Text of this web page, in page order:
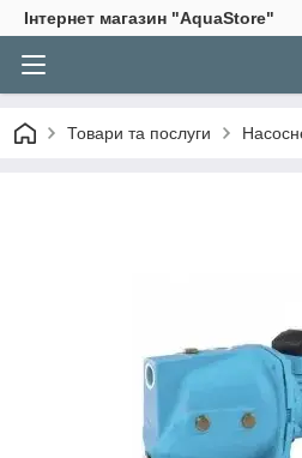
Інтернет магазин "AquaStore"
Товари та послуги